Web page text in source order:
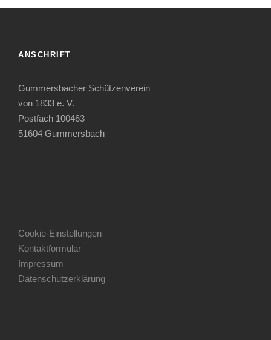
ANSCHRIFT
Gummersbacher Schützenverein
von 1833 e. V.
Postfach 100463
51604 Gummersbach
Cookie-Einstellungen
Kontaktformular
Impressum
Datenschutzerklärung